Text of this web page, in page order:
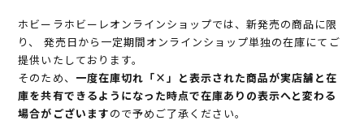
ホビーラホビーレオンラインショップでは、新発売の商品に限
り、 発売日から一定期間オンラインショップ単独の在庫にてご
提供いたしております。
そのため、 一度在庫切れ「×」と表示された商品が実店舗と在
庫を共有できるようになった時点で在庫ありの表示へと変わる
場合がございますので予めご了承ください。